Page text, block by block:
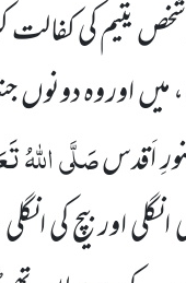
شخص یتیم کی
کا، میں اور وہ
اَقدسصَلَّی اللّٰہُ
اور بیچ کی